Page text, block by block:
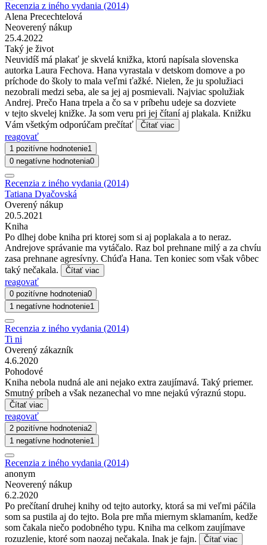
Recenzia z iného vydania (2014)
Alena Precechtelová
Neoverený nákup
25.4.2022
Taký je život
Neuvidíš má plakať je skvelá knižka, ktorú napísala slovenska
autorka Laura Fechova. Hana vyrastala v detskom domove a po
príchode do školy to mala veľmi ťažké. Nielen, že ju spolužiaci
nezobrali medzi seba, ale sa jej aj posmievali. Najviac spolužiak
Andrej. Prečo Hana trpela a čo sa v príbehu udeje sa dozviete
v tejto skvelej knižke. Ja som veru pri jej čítaní aj plakala. Knižku
Vám všetkým odporúčam prečítať
Čítať viac
reagovať
1 pozitívne hodnotenie1
0 negatívne hodnotenia0
Recenzia z iného vydania (2014)
Tatiana Dyačovská
Overený nákup
20.5.2021
Kniha
Po dlhej dobe kniha pri ktorej som si aj poplakala a to neraz.
Andrejove správanie ma vytáčalo. Raz bol prehnane milý a za chvíu
zasa prehnane agresívny. Chúďa Hana. Ten koniec som však vôbec
taký nečakala.
Čítať viac
reagovať
0 pozitívne hodnotenia0
1 negatívne hodnotenie1
Recenzia z iného vydania (2014)
Ti ni
Overený zákazník
4.6.2020
Pohodové
Kniha nebola nudná ale ani nejako extra zaujímavá. Taký priemer.
Smutný príbeh a však nezanechal vo mne nejakú výraznú stopu.
Čítať viac
reagovať
2 pozitívne hodnotenia2
1 negatívne hodnotenie1
Recenzia z iného vydania (2014)
anonym
Neoverený nákup
6.2.2020
Po prečítaní druhej knihy od tejto autorky, ktorá sa mi veľmi páčila
som sa pustila aj do tejto. Bola pre mňa miernym sklamaním, kedže
som čakala niečo podobného typu. Kniha ma celkom zaujímave
rozuzlenie, ktoré som naozaj nečakala. Inak je fajn.
Čítať viac